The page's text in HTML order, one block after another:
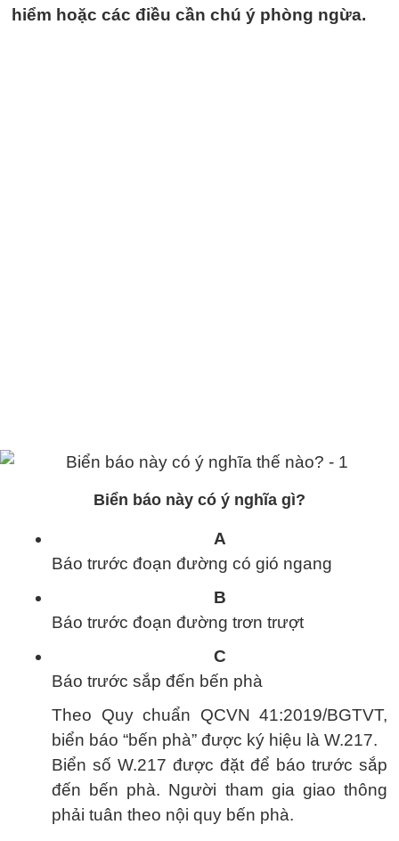
hiểm hoặc các điều cần chú ý phòng ngừa.
Biển báo này có ý nghĩa gì?
A
Báo trước đoạn đường có gió ngang
B
Báo trước đoạn đường trơn trượt
C
Báo trước sắp đến bến phà
Theo Quy chuẩn QCVN 41:2019/BGTVT,
biển báo “bến phà” được ký hiệu là W.217.
Biển số W.217 được đặt để báo trước sắp
đến bến phà. Người tham gia giao thông
phải tuân theo nội quy bến phà.